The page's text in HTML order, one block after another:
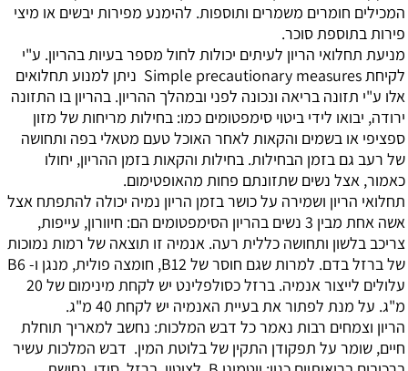
המכילים חומרים משמרים ותוספות. להימנע מפירות יבשים או מיצי
פירות בתוספת סוכר.
מניעת תחלואי הריון לעיתים יכולות לחול מספר בעיות בהריון. ע"י
לקיחת Simple precautionary measures ניתן למנוע תחלואים
אלו ע"י תזונה בריאה ונכונה לפני ובמהלך ההריון. בהריון בו התזונה
ירודה, יבואו לידי ביטוי סימפטומים כמו: בחילות מריחות של מזון
ספציפי או בשמים והקאות לאחר האוכל טעם מטאלי בפה ותחושה
של רעב גם בזמן הבחילות. בחילות והקאות בזמן ההריון, יחולו
כאמור, אצל נשים שתזונתם פחות מהאופטימום.
תחלואי הריון ושמירה על כושר בזמן הריון נמיה יכולה להתפתח אצל
אשה אחת מבין 3 נשים בהריון הסימפטומים הם: חיוורון, עייפות,
צריכב בלשון ותחושה כללית רעה. אנמיה זו תוצאה של רמות נמוכות
של ברזל בדם. למרות שגם חוסר של B12, חומצה פולית, מנגן ו- B6
עלולים לייצור אנמיה. ברזל כסולפלינט יש לקחת מינימום של 20
מ"ג. על מנת לפתור את בעיית האנמיה יש לקחת 40 מ"ג.
הריון וצמחים רבות נאמר כל דבש המלכות: נחשב למאריך תוחלת
חיים, שומר על תפקודן התקין של בלוטת המין. דבש המלכות עשיר